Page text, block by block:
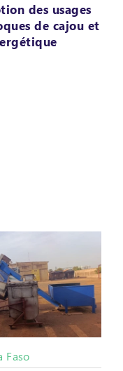
des usages
de cajou et
Faso